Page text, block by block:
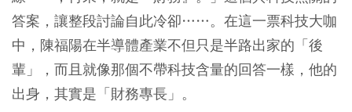
答案，讓整段討論自此冷卻……。在這一票科技大咖
中，陳福陽在半導體產業不但只是半路出家的「後
輩」，而且就像那個不帶科技含量的回答一樣，他的
出身，其實是「財務專長」。